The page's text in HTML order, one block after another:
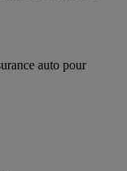
auto pour